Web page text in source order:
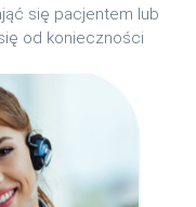
się pacjentem lub
od konieczności